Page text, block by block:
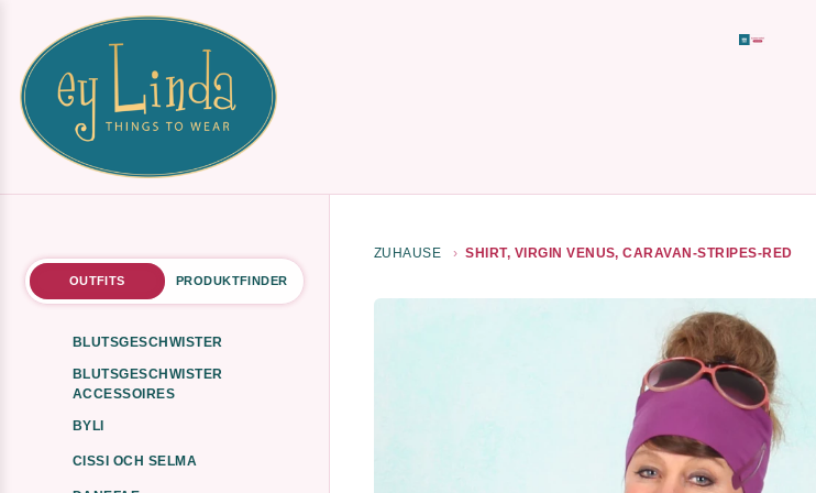
OUTFITS PRODUKTFINDER
BLUTSGESCHWISTER
BLUTSGESCHWISTER
ACCESSOIRES
BYLI
CISSI OCH SELMA
ZUHAUSE SHIRT, VIRGIN VENUS, CARAVAN-STRIPES-RED